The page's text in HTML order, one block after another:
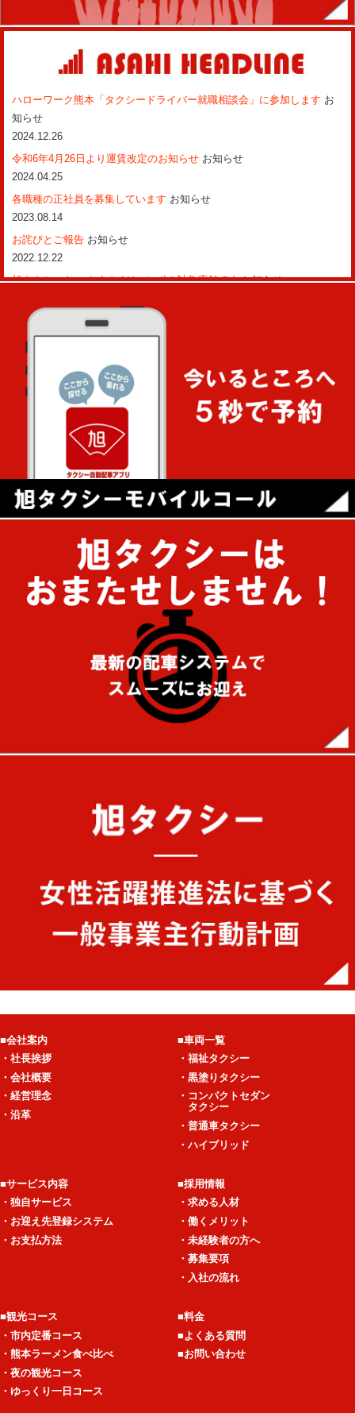
ハローワーク熊本「タクシードライバー就職相談会」に参加します お
知らせ
2024.12.26
令和6年4月26日より運賃改定のお知らせ お知らせ
2024.04.25
各職種の正社員を募集しています お知らせ
2023.08.14
お詫びとご報告 お知らせ
2022.12.22
旭タクシーも、ペイペイジャンボの対象店舗ですお知らせ
■会社案内
・社長挨拶
・会社概要
・経営理念
・沿革
■車両一覧
・福祉タクシー
・黒塗りタクシー
・コンパクトセダン
タクシー
・普通車タクシー
・ハイブリッド
■サービス内容
・独自サービス
・お迎え先登録システム
・お支払方法
■採用情報
・求める人材
・働くメリット
・未経験者の方へ
・募集要項
・入社の流れ
■観光コース
・市内定番コース
・熊本ラーメン食べ比べ
・夜の観光コース
・ゆっくり一日コース
■料金
■よくある質問
■お問い合わせ